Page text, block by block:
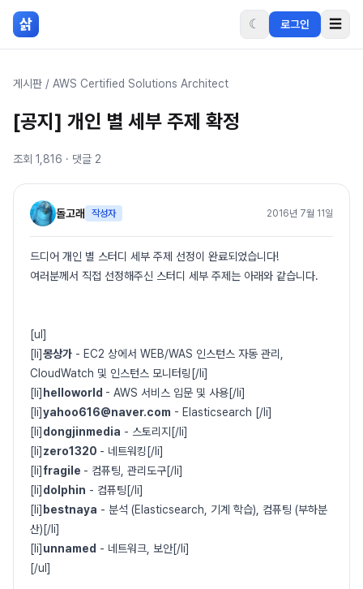
본문 바로가기
삵 ☾ 로그인 ☰
게시판 / AWS Certified Solutions Architect
[공지] 개인 별 세부 주제 확정
조회 1,816 · 댓글 2
돌고래 작성자 2016년 7월 11일
드디어 개인 별 스터디 세부 주제 선정이 완료되었습니다!
여러분께서 직접 선정해주신 스터디 세부 주제는 아래와 같습니다.
[ul]
[li]몽상가 - EC2 상에서 WEB/WAS 인스턴스 자동 관리,
CloudWatch 및 인스턴스 모니터링[/li]
[li] helloworld - AWS 서비스 입문 및 사용[/li]
[li]yahoo616@naver.com - Elasticsearch [/li]
[li] dongjinmedia - 스토리지[/li]
[li] zero1320 - 네트워킹[/li]
[li] fragile - 컴퓨팅, 관리도구[/li]
[li] dolphin - 컴퓨팅[/li]
[li] bestnaya - 분석 (Elasticsearch, 기계 학습), 컴퓨팅 (부하분
산)[/li]
[li] unnamed - 네트워크, 보안[/li]
[/ul]